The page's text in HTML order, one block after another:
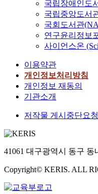
국립장애인도
국립중앙도서
국회도서관
연구윤리정보
사이언스온
이용약관
개인정보처리방침
개인정보 재동의
기관소개
저작물 게시중단요청
41061 대구광역시 동구 동
Copyright© KERIS. ALL